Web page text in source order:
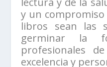
y un
libros sean las
germinar la
profesionales
excelencia y